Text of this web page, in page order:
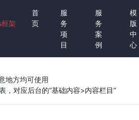
架
首
页
服
务
项
目
服
务
案
例
模
版
中
心
地方均可使用
，对应后台的“基础内容>内容栏目”